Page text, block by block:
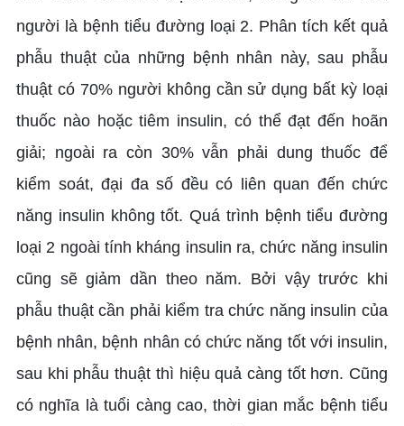
người là bệnh tiểu đường loại 2. Phân tích kết quả
phẫu thuật của những bệnh nhân này, sau phẫu
thuật có 70% người không cần sử dụng bất kỳ loại
thuốc nào hoặc tiêm insulin, có thể đạt đến hoãn
giải; ngoài ra còn 30% vẫn phải dung thuốc để
kiểm soát, đại đa số đều có liên quan đến chức
năng insulin không tốt. Quá trình bệnh tiểu đường
loại 2 ngoài tính kháng insulin ra, chức năng insulin
cũng sẽ giảm dần theo năm. Bởi vậy trước khi
phẫu thuật cần phải kiểm tra chức năng insulin của
bệnh nhân, bệnh nhân có chức năng tốt với insulin,
sau khi phẫu thuật thì hiệu quả càng tốt hơn. Cũng
có nghĩa là tuổi càng cao, thời gian mắc bệnh tiểu